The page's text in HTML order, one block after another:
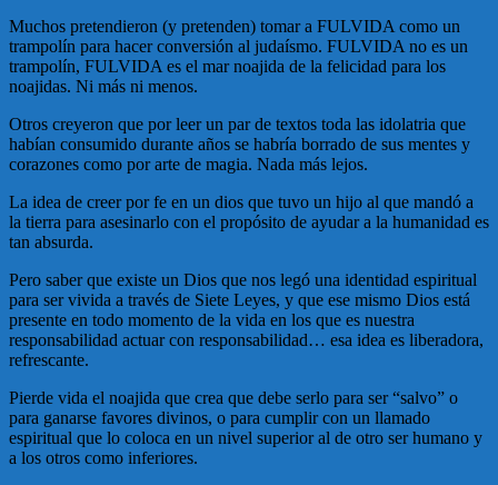
Muchos pretendieron (y pretenden) tomar a FULVIDA como un
trampolín para hacer conversión al judaísmo. FULVIDA no es un
trampolín, FULVIDA es el mar noajida de la felicidad para los
noajidas. Ni más ni menos.
Otros creyeron que por leer un par de textos toda las idolatria que
habían consumido durante años se habría borrado de sus mentes y
corazones como por arte de magia. Nada más lejos.
La idea de creer por fe en un dios que tuvo un hijo al que mandó a
la tierra para asesinarlo con el propósito de ayudar a la humanidad es
tan absurda.
Pero saber que existe un Dios que nos legó una identidad espiritual
para ser vivida a través de Siete Leyes, y que ese mismo Dios está
presente en todo momento de la vida en los que es nuestra
responsabilidad actuar con responsabilidad… esa idea es liberadora,
refrescante.
Pierde vida el noajida que crea que debe serlo para ser “salvo” o
para ganarse favores divinos, o para cumplir con un llamado
espiritual que lo coloca en un nivel superior al de otro ser humano y
a los otros como inferiores.